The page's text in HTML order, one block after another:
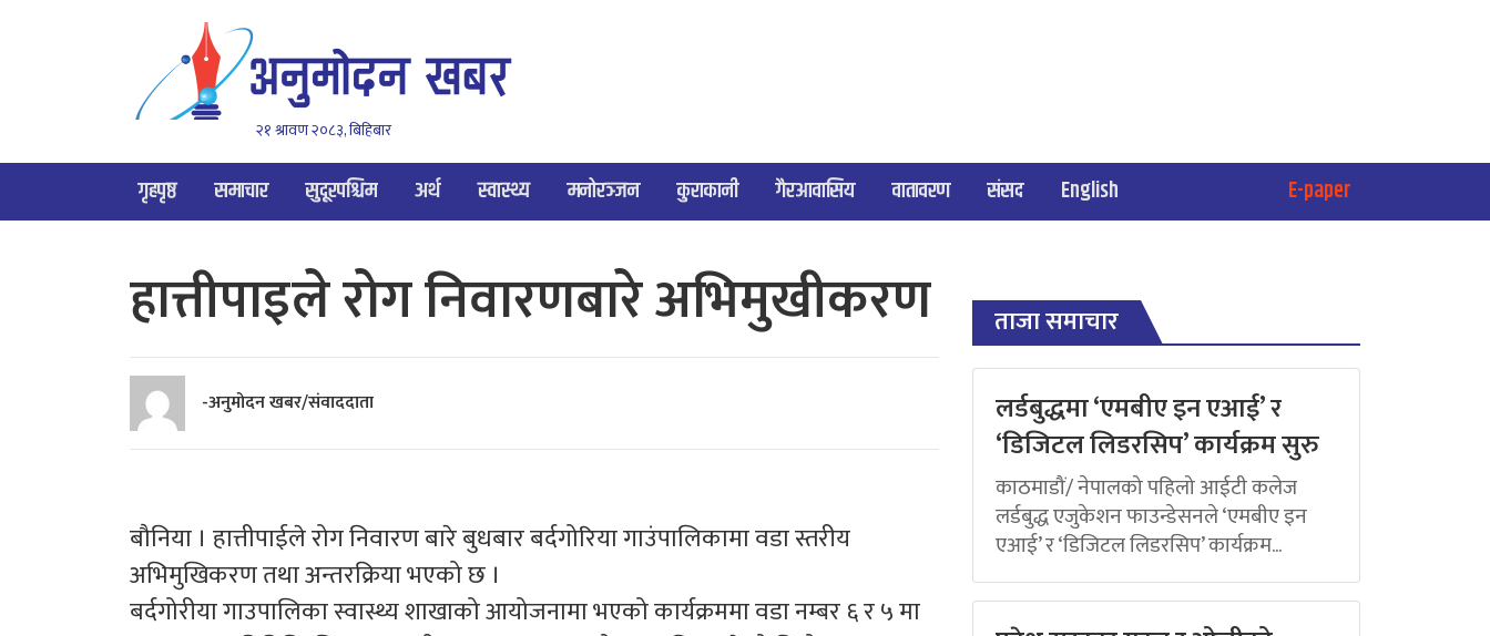
२१ श्रावण २०८३, बिहिबार
गृहपृष्ठ समाचार सुदूरपश्चिम अर्थ स्वास्थ्य मनोरञ्जन कुराकानी गैरआवासिय वातावरण संसद English E-paper
हात्तीपाइले रोग निवारणबारे अभिमुखीकरण
-अनुमोदन खबर/संवाददाता
बौनिया । हात्तीपाईले रोग निवारण बारे बुधबार बर्दगोरिया गाउंपालिकामा वडा स्तरीय
अभिमुखिकरण तथा अन्तरक्रिया भएको छ ।
बर्दगोरीया गाउपालिका स्वास्थ्य शाखाको आयोजनामा भएको कार्यक्रममा वडा नम्बर ६ र ५ मा
ताजा समाचार
लर्डबुद्धमा ‘एमबीए इन एआई’ र
‘डिजिटल लिडरसिप’ कार्यक्रम सुरु
काठमाडौं/ नेपालको पहिलो आईटी कलेज
लर्डबुद्ध एजुकेशन फाउन्डेसनले ‘एमबीए इन
एआई’ र ‘डिजिटल लिडरसिप’ कार्यक्रम...